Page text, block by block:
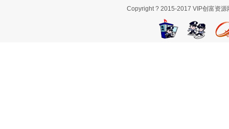
Copyright ? 2015-2017 VIP创富资源